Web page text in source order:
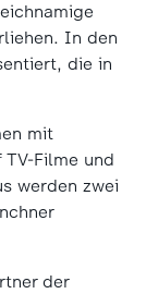
In den
die in
mit
Filme und
werden zwei
der